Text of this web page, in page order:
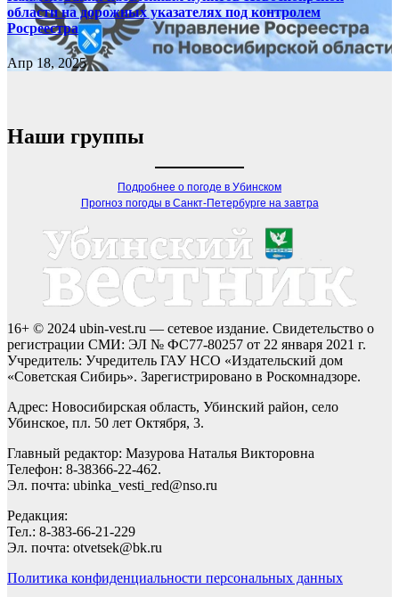
области на дорожных указателях под контролем
Росреестра
Апр 18, 2025
Наши группы
Подробнее о погоде в Убинском
Прогноз погоды в Санкт-Петербурге на завтра
16+ © 2024 ubin-vest.ru — сетевое издание. Свидетельство о
регистрации СМИ: ЭЛ № ФС77-80257 от 22 января 2021 г.
Учредитель: Учредитель ГАУ НСО «Издательский дом
«Советская Сибирь». Зарегистрировано в Роскомнадзоре.
Адрес: Новосибирская область, Убинский район, село
Убинское, пл. 50 лет Октября, 3.
Главный редактор: Мазурова Наталья Викторовна
Телефон: 8-38366-22-462.
Эл. почта: ubinka_vesti_red@nso.ru
Редакция:
Тел.: 8-383-66-21-229
Эл. почта: otvetsek@bk.ru
Политика конфиденциальности персональных данных